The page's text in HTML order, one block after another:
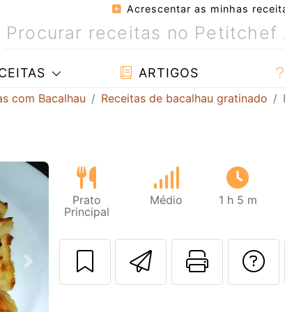
Acrescentar as minhas
ARTIGOS
com Bacalhau Receitas de bacalhau gratinado
Next
Prato
Principal
Médio 1 h 5 m
Enviar esta